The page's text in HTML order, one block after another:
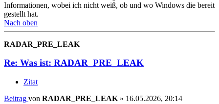
Informationen, wobei ich nicht weiß, ob und wo Windows die bereit
gestellt hat.
Nach oben
RADAR_PRE_LEAK
Re: Was ist: RADAR_PRE_LEAK
Zitat
Beitrag von RADAR_PRE_LEAK » 16.05.2026, 20:14